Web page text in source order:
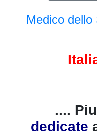
Medico
....
dedicate